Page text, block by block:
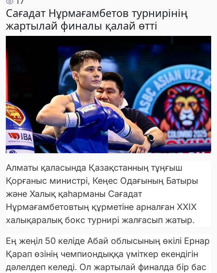
Сағадат Нұрмағамбетов турнирінің
жартылай финалы қалай өтті
Алматы қаласында Қазақстанның тұңғыш
Қорғаныс министрі, Кеңес Одағының Батыры
және Халық қаһарманы Сағадат
Нұрмағамбетовтың құрметіне арналған XXIX
халықаралық бокс турнирі жалғасып жатыр.
Ең жеңіл 50 келіде Абай облысының өкілі Ернар
Қарап өзінің чемпиондыққа үміткер екендігін
дәлелдеп келеді. Ол жартылай финалда бір бас